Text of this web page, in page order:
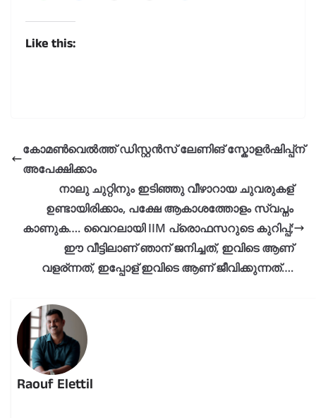
Like this:
കോമൺവെൽത്ത് ഡിസ്റ്റൻസ് ലേണിങ് സ്കോളർഷിപ്പ്ന്
അപേക്ഷിക്കാം
നാലു ചുറ്റിനും ഇടിഞ്ഞു വീഴാറായ ചുവരുകള്
ഉണ്ടായിരിക്കാം, പക്ഷേ ആകാശത്തോളം സ്വപ്നം
കാണുക…. വൈറലായി IIM പ്രൊഫസറുടെ കുറിപ്പ്;
ഈ വീട്ടിലാണ് ഞാന് ജനിച്ചത്, ഇവിടെ ആണ്
വളര്ന്നത്, ഇപ്പോള് ഇവിടെ ആണ് ജീവിക്കുന്നത്….
Raouf Elettil